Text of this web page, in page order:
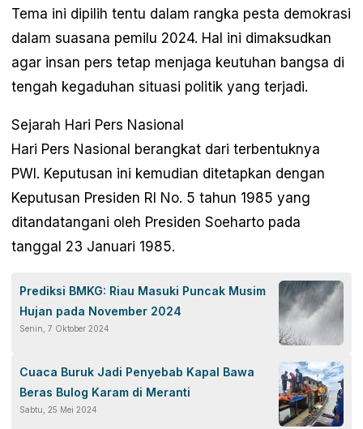
Tema ini dipilih tentu dalam rangka pesta demokrasi
dalam suasana pemilu 2024. Hal ini dimaksudkan
agar insan pers tetap menjaga keutuhan bangsa di
tengah kegaduhan situasi politik yang terjadi.
Sejarah Hari Pers Nasional
Hari Pers Nasional berangkat dari terbentuknya
PWI. Keputusan ini kemudian ditetapkan dengan
Keputusan Presiden RI No. 5 tahun 1985 yang
ditandatangani oleh Presiden Soeharto pada
tanggal 23 Januari 1985.
Prediksi BMKG: Riau Masuki Puncak Musim
Hujan pada November 2024
Senin, 7 Oktober 2024
Cuaca Buruk Jadi Penyebab Kapal Bawa
Beras Bulog Karam di Meranti
Sabtu, 25 Mei 2024